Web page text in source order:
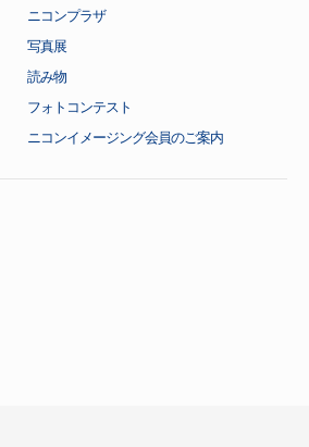
ニコンプラザ
写真展
読み物
フォトコンテスト
ニコンイメージング会員のご案内